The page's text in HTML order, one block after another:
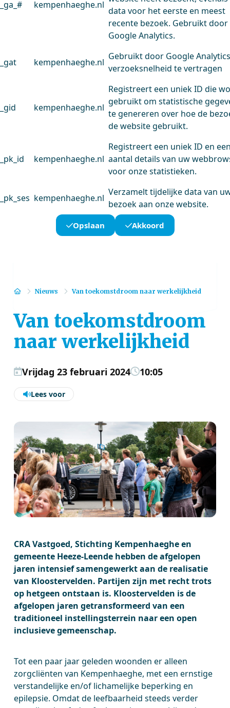
_ga_# kempenhaeghe.nl
data voor het eerste en meest
recente bezoek. Gebruikt door
Google Analytics.
_gat kempenhaeghe.nl
Gebruikt door Google
verzoeksnelheid te vertragen
_gid kempenhaeghe.nl
Registreert een uniek ID die
gebruikt om statistische
te genereren over hoe de
de website gebruikt.
_pk_id kempenhaeghe.nl
Registreert een uniek ID en
aantal details van uw
voor onze statistieken.
_pk_ses kempenhaeghe.nl
Verzamelt tijdelijke data van
bezoek aan onze website.
Opslaan Akkoord
HomeNieuws Van toekomstdroom naar werkelijkheid
Van toekomstdroom
naar werkelijkheid
Vrijdag 23 februari 2024 10:05
Lees voor
CRA Vastgoed, Stichting Kempenhaeghe en
gemeente Heeze-Leende hebben de afgelopen
jaren intensief samengewerkt aan de realisatie
van Kloostervelden. Partijen zijn met recht trots
op hetgeen ontstaan is. Kloostervelden is de
afgelopen jaren getransformeerd van een
traditioneel instellingsterrein naar een open
inclusieve gemeenschap.
Tot een paar jaar geleden woonden er alleen
zorgcliënten van Kempenhaeghe, met een ernstige
verstandelijke en/of lichamelijke beperking en
epilepsie. Omdat de leefbaarheid steeds verder